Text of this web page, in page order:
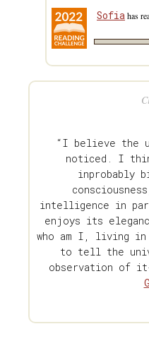
Sofiahas
“I believe the
noticed. I
inprobably
intelligence in
enjoys its
who am I, living
to tell the
observation of